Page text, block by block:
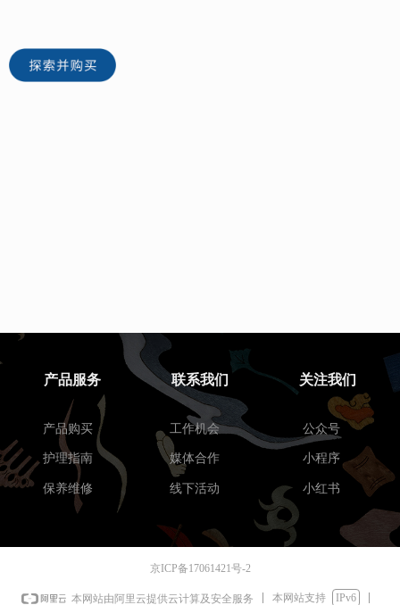
产品服务 联系我们 关注我们
产品购买
护理指南
保养维修
公众号
小程序
小红书
工作机会
媒体合作
线下活动
京ICP备17061421号-2
本网站由阿里云提供云计算及安全服务 本网站支持 IPv6